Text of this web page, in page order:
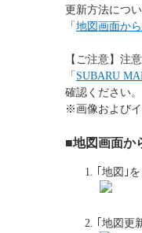
更新方法につ
「 地図画面か
【ご注意】注
「 SUBARU
確認ください。
※画像および
■地図画面か
｢地図｣
｢地図更